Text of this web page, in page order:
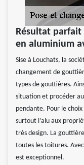
Résultat
en aluminium
Sise à Louchats, la
changement de
types de gouttières.
situation et procéder
pendante. Pour le
surtout l’alu aux
très design. La
toutes les toitures.
est exceptionnel.